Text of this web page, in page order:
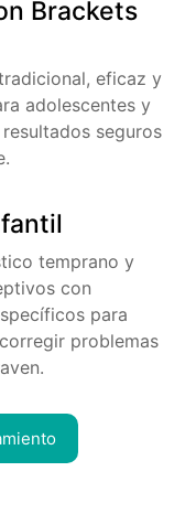
Brackets
eficaz y
adolescentes y
seguros
temprano y
con
para
problemas